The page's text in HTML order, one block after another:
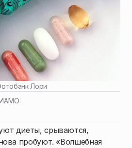
Лори
диеты, срываются,
пробуют. «Волшебная